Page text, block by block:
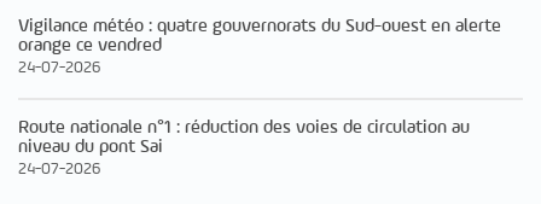
Vigilance météo : quatre gouvernorats du Sud-ouest en alerte
orange ce vendred
24-07-2026
Route nationale n°1 : réduction des voies de circulation au
niveau du pont Sai
24-07-2026